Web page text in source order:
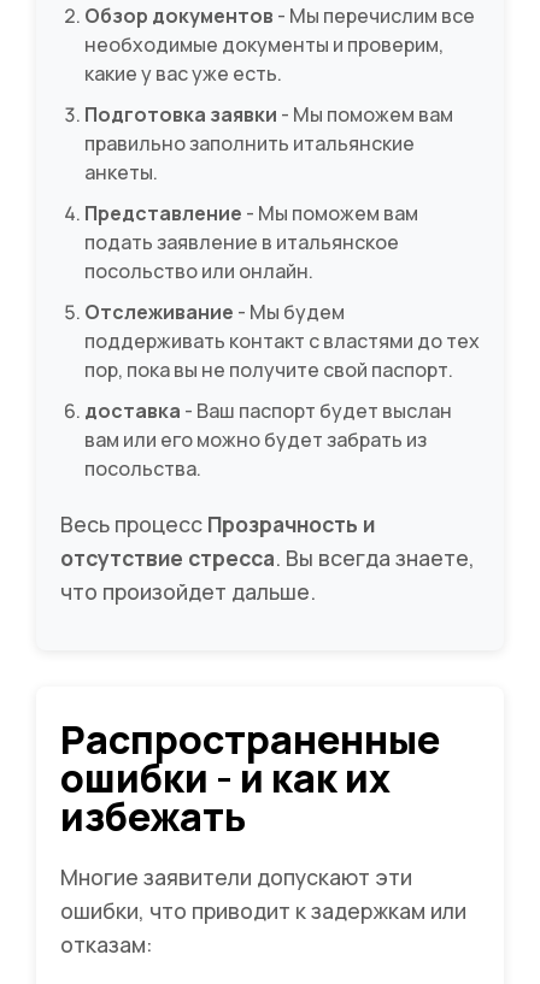
Обзор документов - Мы перечислим все
необходимые документы и проверим,
какие у вас уже есть.
Подготовка заявки - Мы поможем вам
правильно заполнить итальянские
анкеты.
Представление - Мы поможем вам
подать заявление в итальянское
посольство или онлайн.
Отслеживание - Мы будем
поддерживать контакт с властями до тех
пор, пока вы не получите свой паспорт.
доставка - Ваш паспорт будет выслан
вам или его можно будет забрать из
посольства.
Весь процесс Прозрачность и
отсутствие стресса. Вы всегда знаете,
что произойдет дальше.
Распространенные
ошибки - и как их
избежать
Многие заявители допускают эти
ошибки, что приводит к задержкам или
отказам: